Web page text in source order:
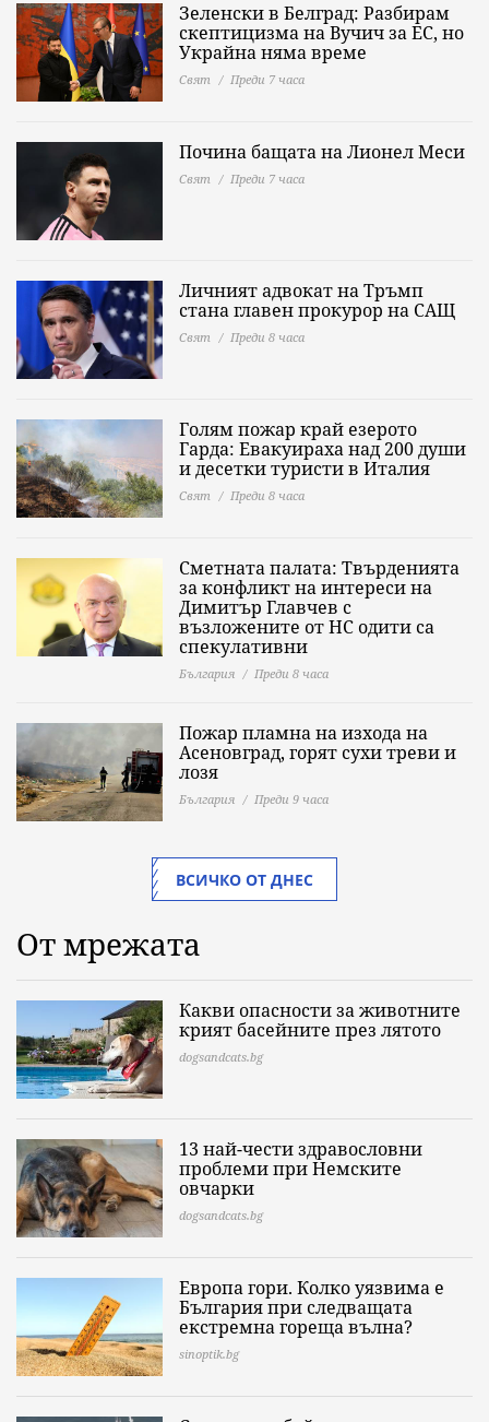
Зеленски в Белград: Разбирам
скептицизма на Вучич за ЕС, но
Украйна няма време
Свят Преди 7 часа
Почина бащата на Лионел Меси
Свят Преди 7 часа
Личният адвокат на Тръмп
стана главен прокурор на САЩ
Свят Преди 8 часа
Голям пожар край езерото
Гарда: Евакуираха над 200 души
и десетки туристи в Италия
Свят Преди 8 часа
Сметната палата: Твърденията
за конфликт на интереси на
Димитър Главчев с
възложените от НС одити са
спекулативни
България Преди 8 часа
Пожар пламна на изхода на
Асеновград, горят сухи треви и
лозя
България Преди 9 часа
ВСИЧКО ОТ ДНЕС
От мрежата
Какви опасности за животните
крият басейните през лятото
dogsandcats.bg
13 най-чести здравословни
проблеми при Немските
овчарки
dogsandcats.bg
Европа гори. Колко уязвима е
България при следващата
екстремна гореща вълна?
sinoptik.bg